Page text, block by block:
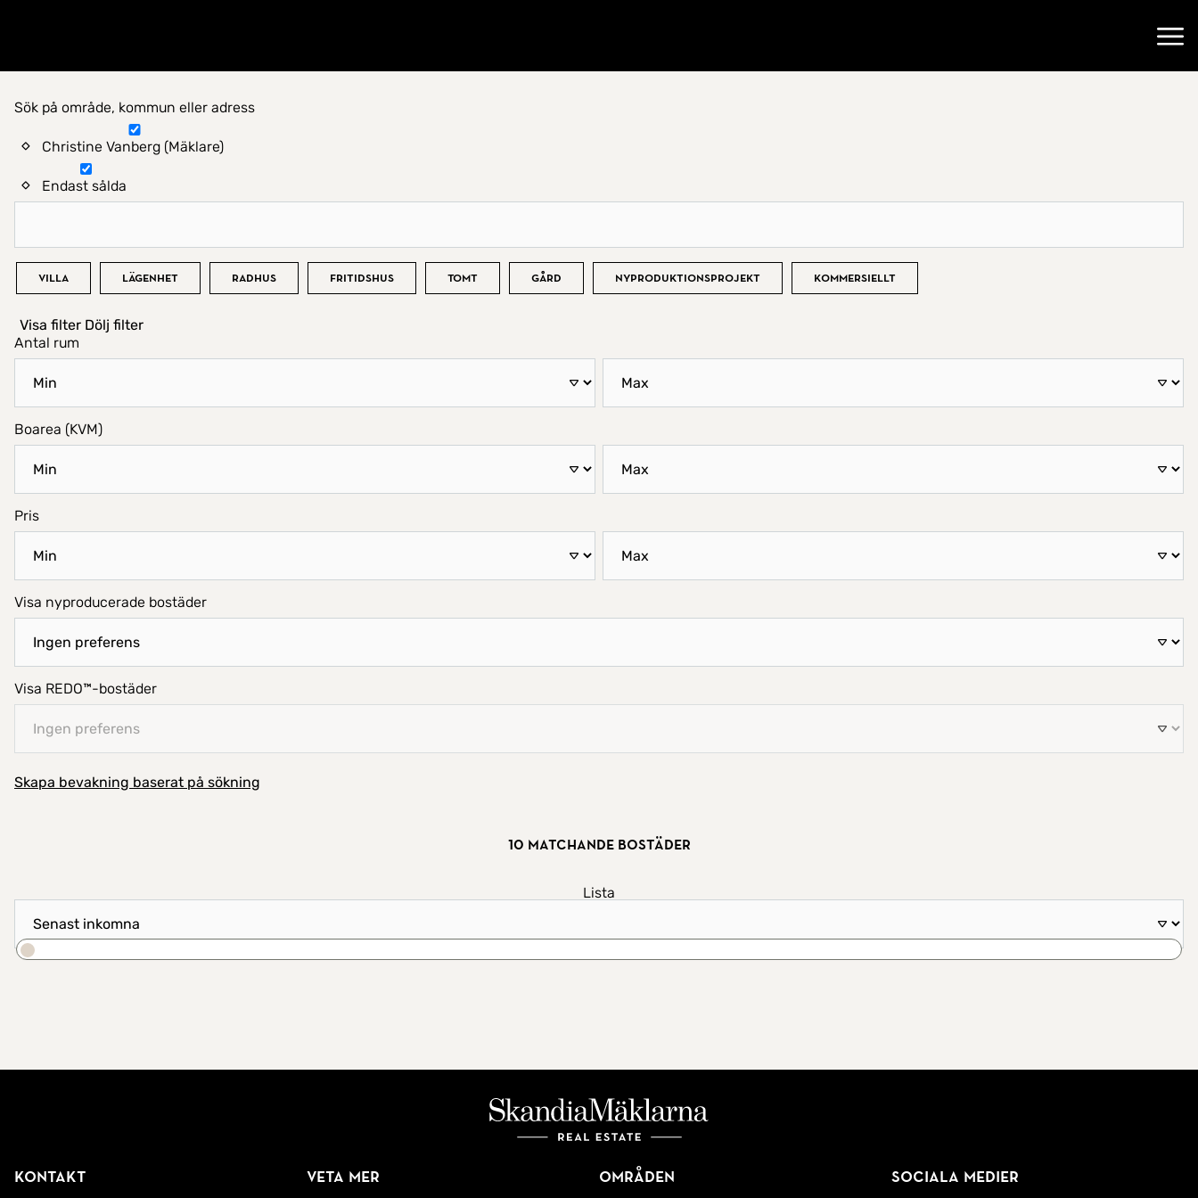
Hitta hem
Sök på område, kommun eller adress
Christine Vanberg (Mäklare)
Endast sålda
Bostadstyp
Villa Lägenhet Radhus Fritidshus Tomt Gård Nyproduktionsprojekt Kommersiellt
Visa filter Dölj filter
Antal rum
Boarea (KVM)
Pris
Visa nyproducerade bostäder
Visa REDO™-bostäder
Skapa bevakning baserat på sökning
Lista
10 matchande bostäder
Sortera efter
Kontakt
Veta mer
Områden
Sociala medier